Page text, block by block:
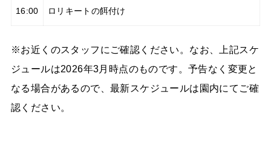
16:00 ロリキートの餌付け
※お近くのスタッフにご確認ください。なお、上記スケ
ジュールは2026年3月時点のものです。予告なく変更と
なる場合があるので、最新スケジュールは園内にてご確
認ください。